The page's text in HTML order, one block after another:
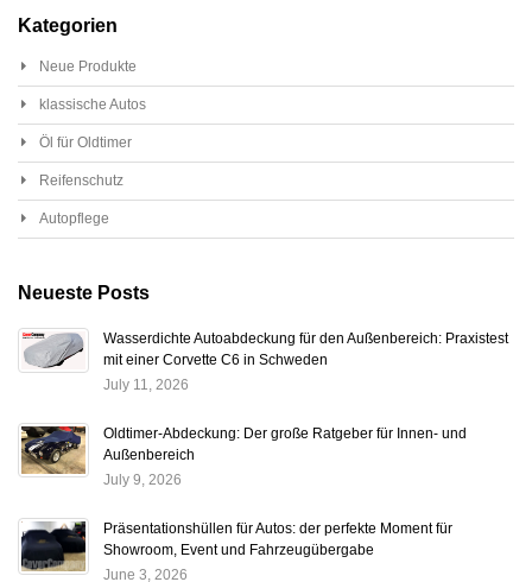
Kategorien
Neue Produkte
klassische Autos
Öl für Oldtimer
Reifenschutz
Autopflege
Neueste Posts
Wasserdichte Autoabdeckung für den Außenbereich: Praxistest
mit einer Corvette C6 in Schweden
July 11, 2026
Oldtimer-Abdeckung: Der große Ratgeber für Innen- und
Außenbereich
July 9, 2026
Präsentationshüllen für Autos: der perfekte Moment für
Showroom, Event und Fahrzeugübergabe
June 3, 2026